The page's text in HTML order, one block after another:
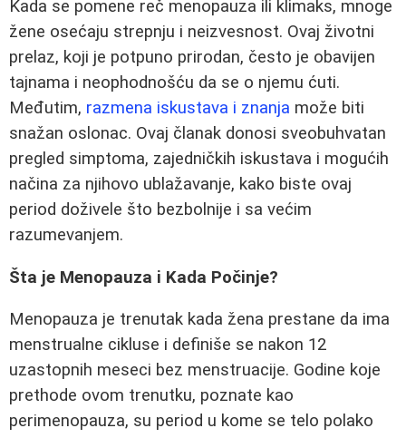
Kada se pomene reč menopauza ili klimaks, mnoge
žene osećaju strepnju i neizvesnost. Ovaj životni
prelaz, koji je potpuno prirodan, često je obavijen
tajnama i neophodnošću da se o njemu ćuti.
Međutim, razmena iskustava i znanja može biti
snažan oslonac. Ovaj članak donosi sveobuhvatan
pregled simptoma, zajedničkih iskustava i mogućih
načina za njihovo ublažavanje, kako biste ovaj
period doživele što bezbolnije i sa većim
razumevanjem.
Šta je Menopauza i Kada Počinje?
Menopauza je trenutak kada žena prestane da ima
menstrualne cikluse i definiše se nakon 12
uzastopnih meseci bez menstruacije. Godine koje
prethode ovom trenutku, poznate kao
perimenopauza, su period u kome se telo polako